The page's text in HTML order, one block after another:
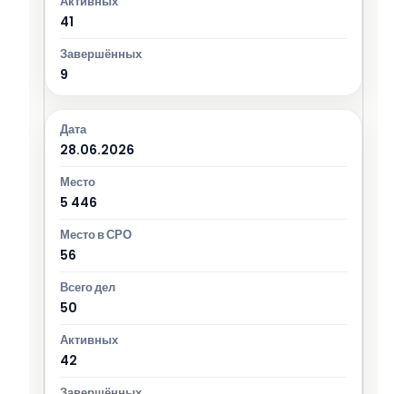
41
9
28.06.2026
5 446
56
50
42